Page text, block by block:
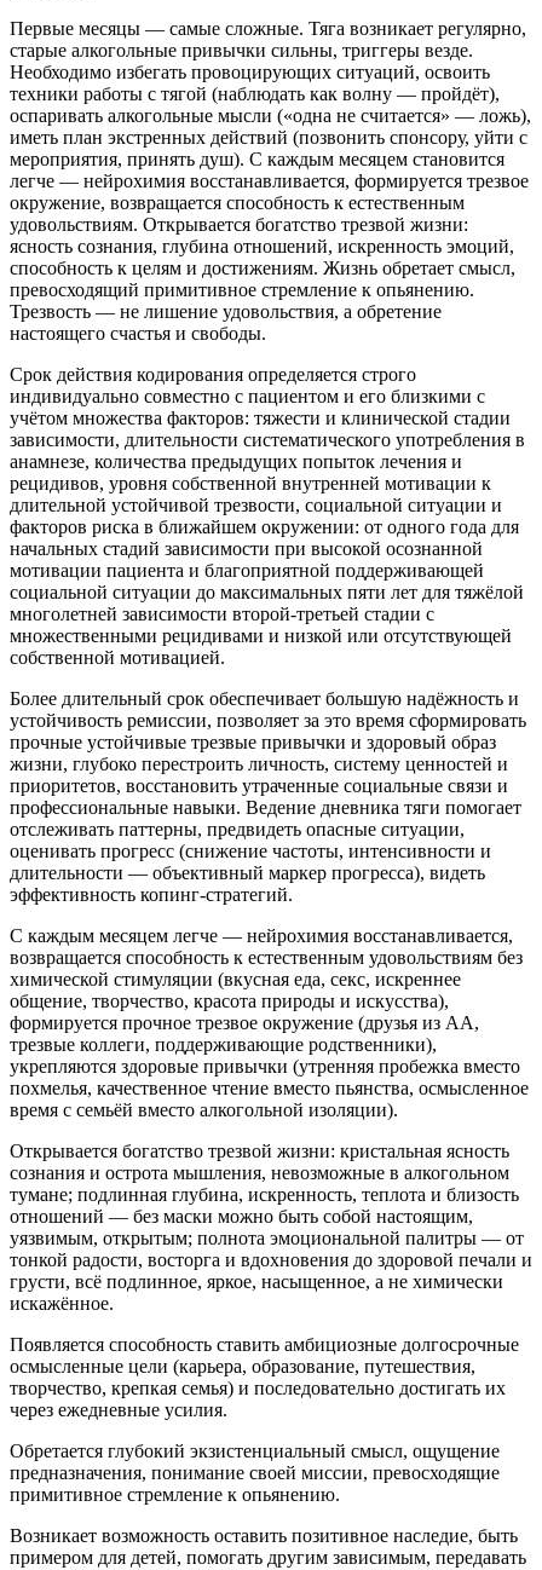
Первые месяцы — самые сложные. Тяга возникает регулярно,
старые алкогольные привычки сильны, триггеры везде.
Необходимо избегать провоцирующих ситуаций, освоить
техники работы с тягой (наблюдать как волну — пройдёт),
оспаривать алкогольные мысли («одна не считается» — ложь),
иметь план экстренных действий (позвонить спонсору, уйти с
мероприятия, принять душ). С каждым месяцем становится
легче — нейрохимия восстанавливается, формируется трезвое
окружение, возвращается способность к естественным
удовольствиям. Открывается богатство трезвой жизни:
ясность сознания, глубина отношений, искренность эмоций,
способность к целям и достижениям. Жизнь обретает смысл,
превосходящий примитивное стремление к опьянению.
Трезвость — не лишение удовольствия, а обретение
настоящего счастья и свободы.
Срок действия кодирования определяется строго
индивидуально совместно с пациентом и его близкими с
учётом множества факторов: тяжести и клинической стадии
зависимости, длительности систематического употребления в
анамнезе, количества предыдущих попыток лечения и
рецидивов, уровня собственной внутренней мотивации к
длительной устойчивой трезвости, социальной ситуации и
факторов риска в ближайшем окружении: от одного года для
начальных стадий зависимости при высокой осознанной
мотивации пациента и благоприятной поддерживающей
социальной ситуации до максимальных пяти лет для тяжёлой
многолетней зависимости второй-третьей стадии с
множественными рецидивами и низкой или отсутствующей
собственной мотивацией.
Более длительный срок обеспечивает большую надёжность и
устойчивость ремиссии, позволяет за это время сформировать
прочные устойчивые трезвые привычки и здоровый образ
жизни, глубоко перестроить личность, систему ценностей и
приоритетов, восстановить утраченные социальные связи и
профессиональные навыки. Ведение дневника тяги помогает
отслеживать паттерны, предвидеть опасные ситуации,
оценивать прогресс (снижение частоты, интенсивности и
длительности — объективный маркер прогресса), видеть
эффективность копинг-стратегий.
С каждым месяцем легче — нейрохимия восстанавливается,
возвращается способность к естественным удовольствиям без
химической стимуляции (вкусная еда, секс, искреннее
общение, творчество, красота природы и искусства),
формируется прочное трезвое окружение (друзья из АА,
трезвые коллеги, поддерживающие родственники),
укрепляются здоровые привычки (утренняя пробежка вместо
похмелья, качественное чтение вместо пьянства, осмысленное
время с семьёй вместо алкогольной изоляции).
Открывается богатство трезвой жизни: кристальная ясность
сознания и острота мышления, невозможные в алкогольном
тумане; подлинная глубина, искренность, теплота и близость
отношений — без маски можно быть собой настоящим,
уязвимым, открытым; полнота эмоциональной палитры — от
тонкой радости, восторга и вдохновения до здоровой печали и
грусти, всё подлинное, яркое, насыщенное, а не химически
искажённое.
Появляется способность ставить амбициозные долгосрочные
осмысленные цели (карьера, образование, путешествия,
творчество, крепкая семья) и последовательно достигать их
через ежедневные усилия.
Обретается глубокий экзистенциальный смысл, ощущение
предназначения, понимание своей миссии, превосходящие
примитивное стремление к опьянению.
Возникает возможность оставить позитивное наследие, быть
примером для детей, помогать другим зависимым, передавать